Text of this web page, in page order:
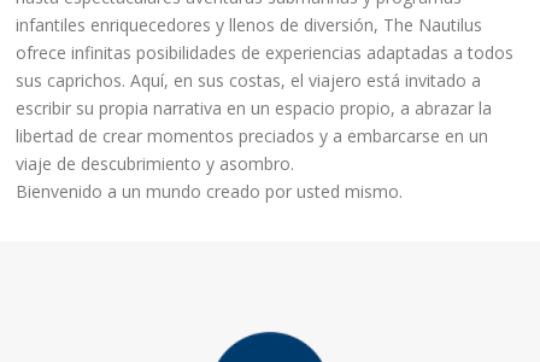
infantiles enriquecedores y llenos de diversión, The Nautilus
ofrece infinitas posibilidades de experiencias adaptadas a todos
sus caprichos. Aquí, en sus costas, el viajero está invitado a
escribir su propia narrativa en un espacio propio, a abrazar la
libertad de crear momentos preciados y a embarcarse en un
viaje de descubrimiento y asombro.
Bienvenido a un mundo creado por usted mismo.